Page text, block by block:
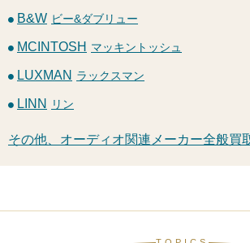
B&W ビー&ダブリュー
MCINTOSH マッキントッシュ
LUXMAN ラックスマン
LINN リン
その他、オーディオ関連メーカー全般買